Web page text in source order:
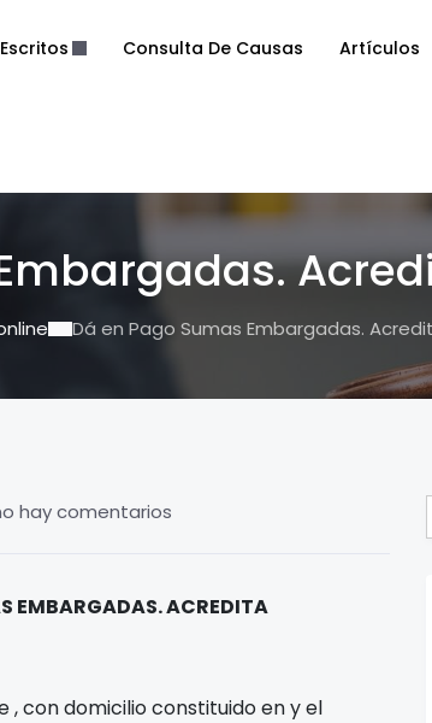
Consulta De Causas Artículos
Dá en Pago Sumas Embargadas.
hay comentarios
EMBARGADAS. ACREDITA
, con domicilio constituido eny el